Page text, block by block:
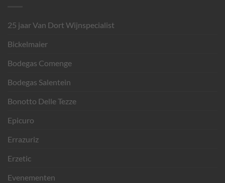
25 jaar Van Dort Wijnspecialist
Bickelmaier
Bodegas Comenge
Bodegas Salentein
Bonotto Delle Tezze
Epicuro
Errazuriz
Erzetic
Evenementen